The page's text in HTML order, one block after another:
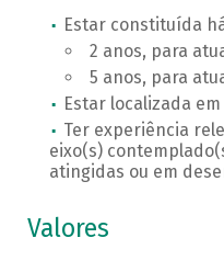
Estar constituída
2 anos, para
5 anos, para
Estar localizada
Ter experiência
eixo(s)
atingidas ou em
Valores